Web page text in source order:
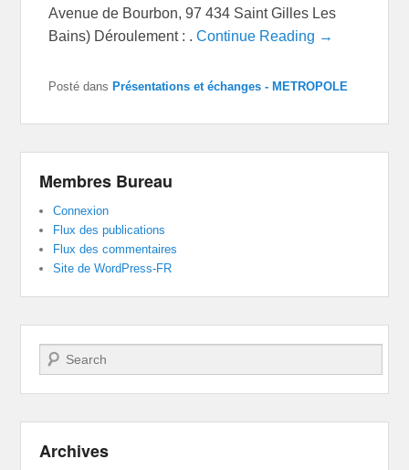
Avenue de Bourbon, 97 434 Saint Gilles Les
Bains) Déroulement : .Continue Reading →
Posté dans Présentations et échanges - METROPOLE
Membres Bureau
Connexion
Flux des publications
Flux des commentaires
Site de WordPress-FR
Recherche
Archives